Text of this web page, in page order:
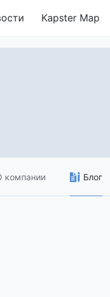
Kapster Map
компании Блог